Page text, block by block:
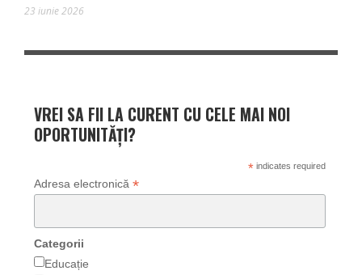
23 iunie 2026
VREI SA FII LA CURENT CU CELE MAI NOI
OPORTUNITĂȚI?
*indicates required
Adresa electronică *
Categorii
Educație